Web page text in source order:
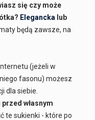
się czy może
Elegancka lub
będą zawsze, na
(jeżeli w
fasonu) możesz
dla siebie.
własnym
te sukienki - które po